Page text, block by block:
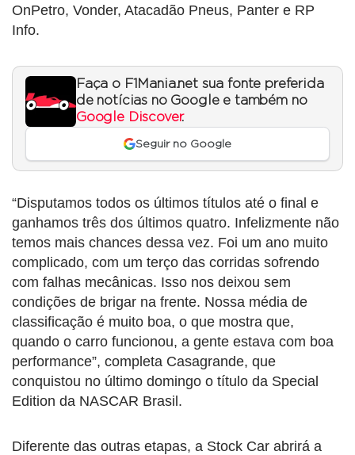
OnPetro, Vonder, Atacadão Pneus, Panter e RP
Info.
Faça o F1Mania.net sua fonte preferida
de notícias no Google e também no
Google Discover.
Seguir no Google
“Disputamos todos os últimos títulos até o final e
ganhamos três dos últimos quatro. Infelizmente não
temos mais chances dessa vez. Foi um ano muito
complicado, com um terço das corridas sofrendo
com falhas mecânicas. Isso nos deixou sem
condições de brigar na frente. Nossa média de
classificação é muito boa, o que mostra que,
quando o carro funcionou, a gente estava com boa
performance”, completa Casagrande, que
conquistou no último domingo o título da Special
Edition da NASCAR Brasil.
Diferente das outras etapas, a Stock Car abrirá a